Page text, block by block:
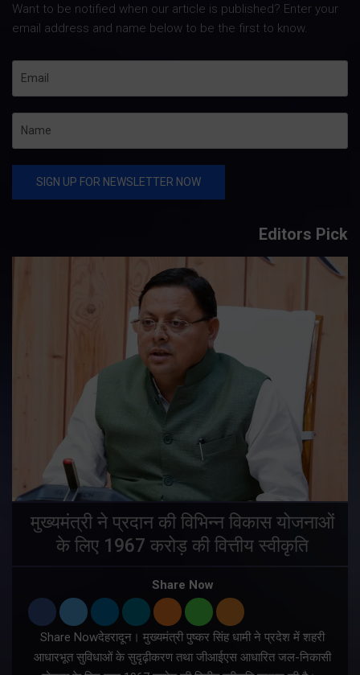
Want to be notified when our article is published? Enter your
email address and name below to be the first to know.
Editors Pick
मुख्यमंत्री ने प्रदान की विभिन्न विकास योजनाओं
के लिए 1967 करोड़ की वित्तीय स्वीकृति
Share Now
Share Nowदेहरादून। मुख्यमंत्री पुष्कर सिंह धामी ने प्रदेश में शहरी
आधारभूत सुविधाओं के सुदृढ़ीकरण तथा जीआईएस आधारित जल-निकासी